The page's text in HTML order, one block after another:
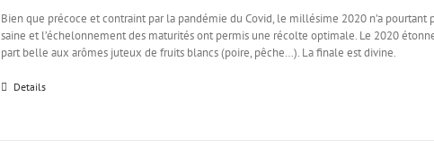
Bien que précoce et contraint par la pandémie du Covid, le millésime 2020 n’a
saine et l’échelonnement des maturités ont permis une récolte optimale. Le 2020
part belle aux arômes juteux de fruits blancs (poire, pêche…). La finale est divine.
Details